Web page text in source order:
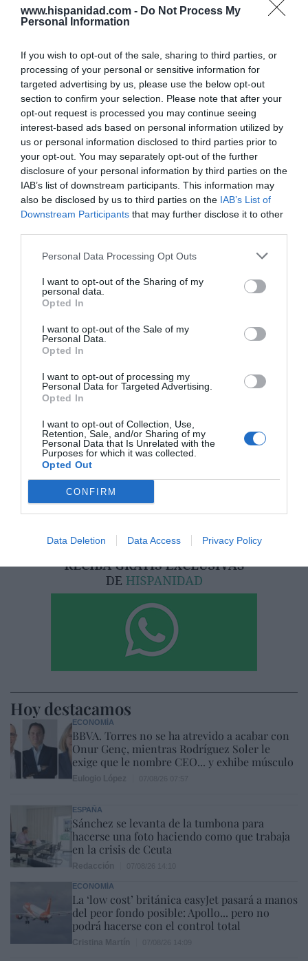
www.hispanidad.com - Do Not Process My
Personal Information
If you wish to opt-out of the sale, sharing to third parties, or
processing of your personal or sensitive information for
targeted advertising by us, please use the below opt-out
section to confirm your selection. Please note that after your
opt-out request is processed you may continue seeing
interest-based ads based on personal information utilized by
us or personal information disclosed to third parties prior to
your opt-out. You may separately opt-out of the further
disclosure of your personal information by third parties on the
IAB’s list of downstream participants. This information may
also be disclosed by us to third parties on the IAB’s List of
Downstream Participants that may further disclose it to other
Personal Data Processing Opt Outs
I want to opt-out of the Sharing of my
personal data.
Opted In
I want to opt-out of the Sale of my
Personal Data.
Opted In
I want to opt-out of processing my
Personal Data for Targeted Advertising.
Opted In
I want to opt-out of Collection, Use,
Retention, Sale, and/or Sharing of my
Personal Data that Is Unrelated with the
Purposes for which it was collected.
Opted Out
CONFIRM
Data Deletion Data Access Privacy Policy
revalidar su mayoría absoluta (55 escaños).
escaños, en comparación con los 30 que tiene
ahora y que fue el peor resultado histórico de los
socialistas en Andalucía.
De su lado, Vox obtendría entre los 13 y los 19
escaños, en comparación con los 14 que ostenta
ahora mismo.
Por Andalucía se mueve en un escenario de entre 4
y 6 escaños (en 2022 sacó 5).
Mientras que Adelante Andalucía obtendría entre 3
¿Te ha interesado este artículo?
Suscríbete a nuestro newsletter y recibe cada dia
en tu correo lo más destacado de Hispanidad
Tu correo electrónico...
He leído y acepto lascondiciones legales
Hoy destacamos
ECONOMÍA
BBVA. Torres no se ha atrevido a acabar con
Onur Genç, mientras Rodríguez Soler le
exige que le nombre CEO... y exhibe músculo
ESPAÑA
Sánchez se levanta de la tumbona para
hacerse una foto haciendo como que trabaja
en la crisis de Ceuta
ECONOMÍA
La ‘low cost’ británica easyJet pasará a manos
del peor fondo posible: Apollo... pero no
podrá hacerse con el control total